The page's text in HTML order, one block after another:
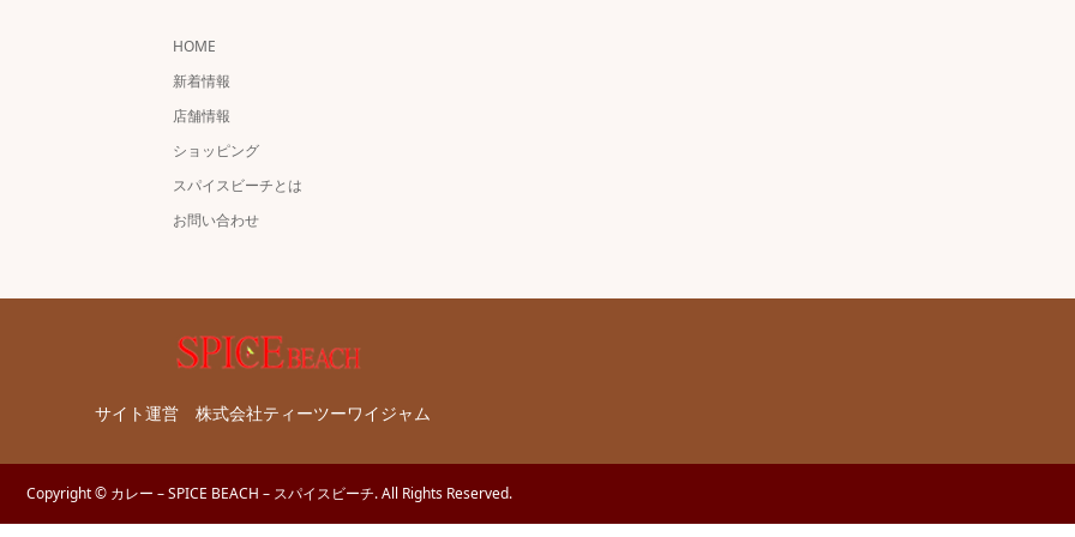
HOME
新着情報
店舗情報
ショッピング
スパイスビーチとは
お問い合わせ
サイト運営 株式会社ティーツーワイジャム
Copyright© カレー – SPICE BEACH – スパイスビーチ. All Rights Reserved.